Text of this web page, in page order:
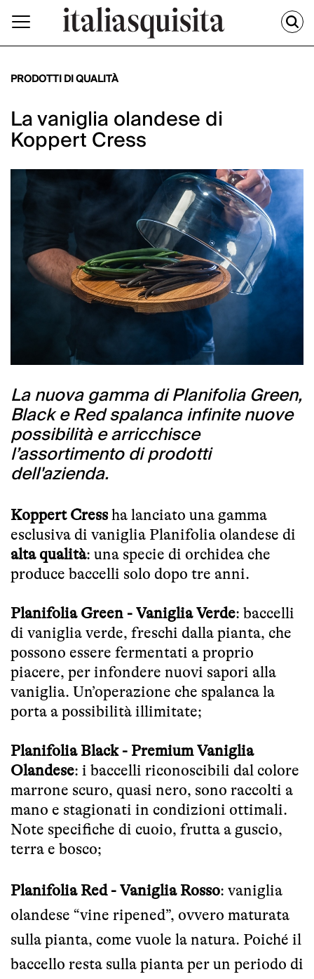
PRODOTTI DI QUALITÀ
La vaniglia olandese di
Koppert Cress
La nuova gamma di Planifolia Green,
Black e Red spalanca infinite nuove
possibilità e arricchisce
l’assortimento di prodotti
dell'azienda.
Koppert Cressha lanciato una gamma
esclusiva di vaniglia Planifolia olandese di
alta qualità: una specie di orchidea che
produce baccelli solo dopo tre anni.
Planifolia Green - Vaniglia Verde: baccelli
di vaniglia verde, freschi dalla pianta, che
possono essere fermentati a proprio
piacere, per infondere nuovi sapori alla
vaniglia. Un’operazione che spalanca la
porta a possibilità illimitate;
Planifolia Black - Premium Vaniglia
Olandese: i baccelli riconoscibili dal colore
marrone scuro, quasi nero, sono raccolti a
mano e stagionati in condizioni ottimali.
Note specifiche di cuoio, frutta a guscio,
terra e bosco;
Planifolia Red - Vaniglia Rosso: vaniglia
olandese “vine ripened”, ovvero maturata
sulla pianta, come vuole la natura. Poiché il
baccello resta sulla pianta per un periodo di